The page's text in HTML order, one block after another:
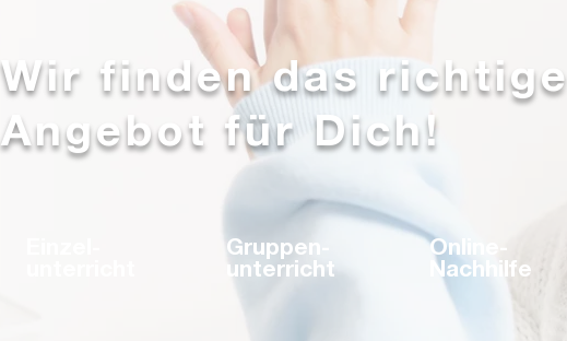
Wir finden das richtige
Angebot für Dich!
Gruppen-
unterricht
Online-
Nachhilfe